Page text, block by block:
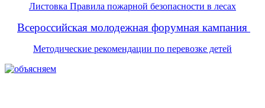
Листовка Правила пожарной безопасности в лесах
Всероссийская молодежная форумная кампания
Методические рекомендации по перевозке детей